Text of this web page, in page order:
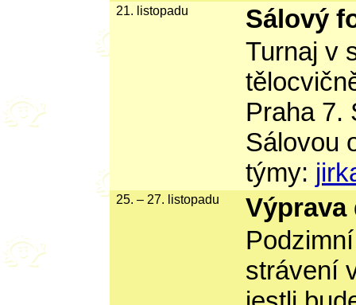
21. listopadu
Sálový
Turnaj v
Praha 7.
Sálovou
týmy:
25. – 27. listopadu
Výprava
strávení